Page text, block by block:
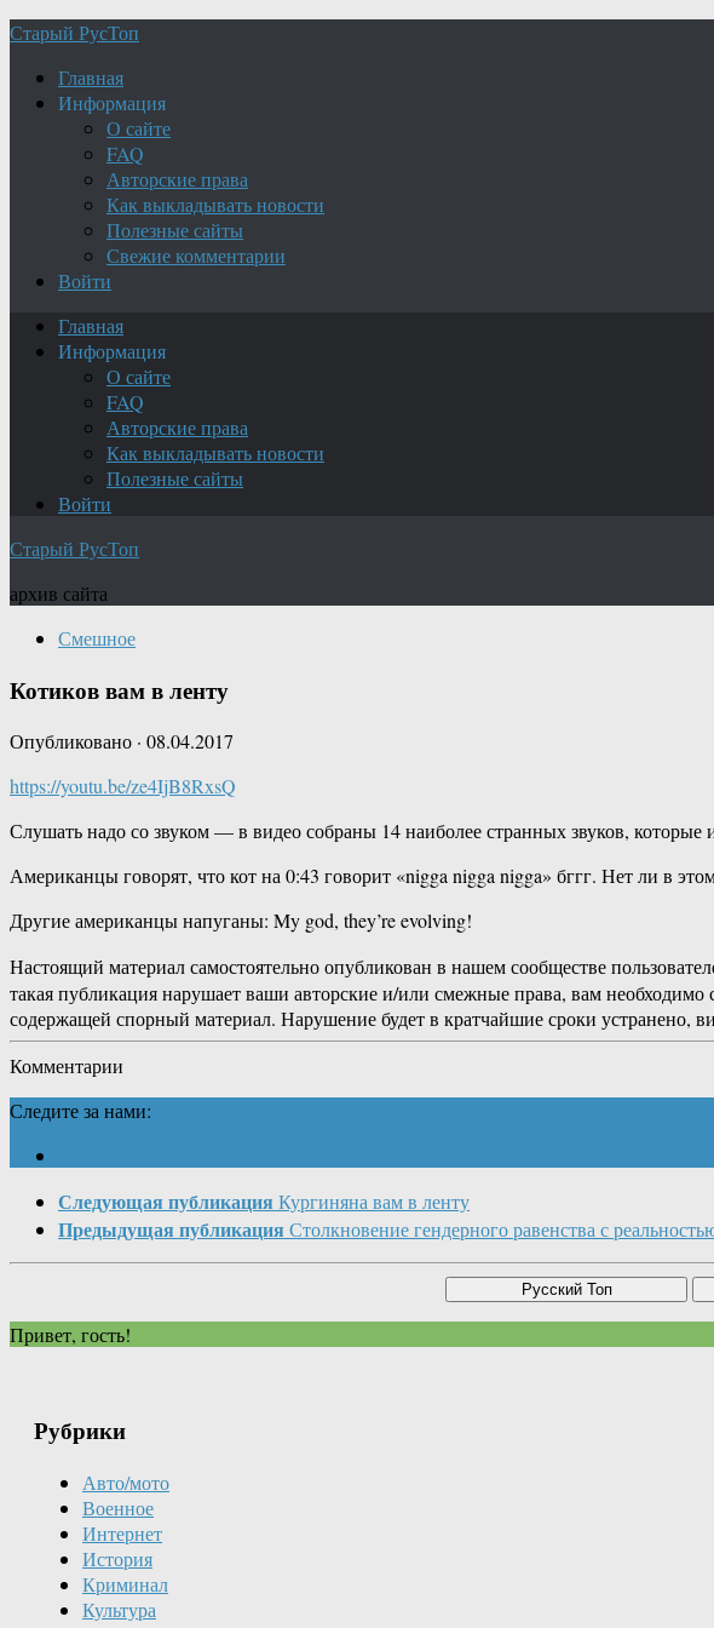
Старый РусТоп
Главная
Информация
О сайте
FAQ
Авторские права
Как выкладывать новости
Полезные сайты
Свежие комментарии
Войти
Главная
Информация
О сайте
FAQ
Авторские права
Как выкладывать новости
Полезные сайты
Войти
Старый РусТоп
архив сайта
Смешное
Котиков вам в ленту
Опубликовано · 08.04.2017
https://youtu.be/ze4IjB8RxsQ
Слушать надо со звуком — в видео собраны 14 наиболее странных звуков,
Американцы говорят, что кот на 0:43 говорит «nigga nigga nigga» бггг. Нет ли в
Другие американцы напуганы: My god, they’re evolving !
Настоящий материал самостоятельно опубликован в нашем сообществе
такая публикация нарушает ваши авторские и/или смежные права, вам
содержащей спорный материал. Нарушение будет в кратчайшие сроки устранено,
Комментарии
Следите за нами:
Следующая публикация Кургиняна вам в ленту
Предыдущая публикация Столкновение гендерного равенства с
Привет, гость!
Рубрики
Авто/мото
Военное
Интернет
История
Криминал
Культура